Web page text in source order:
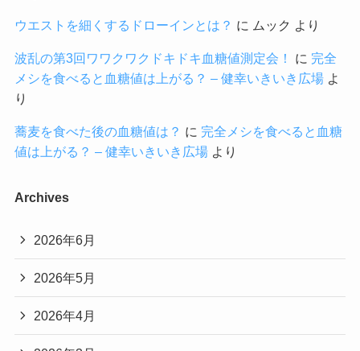
ウエストを細くするドローインとは？ に ムック より
波乱の第3回ワワクワクドキドキ血糖値測定会！ に 完全
メシを食べると血糖値は上がる？ – 健幸いきいき広場よ
り
蕎麦を食べた後の血糖値は？ に 完全メシを食べると血糖
値は上がる？ – 健幸いきいき広場より
Archives
2026年6月
2026年5月
2026年4月